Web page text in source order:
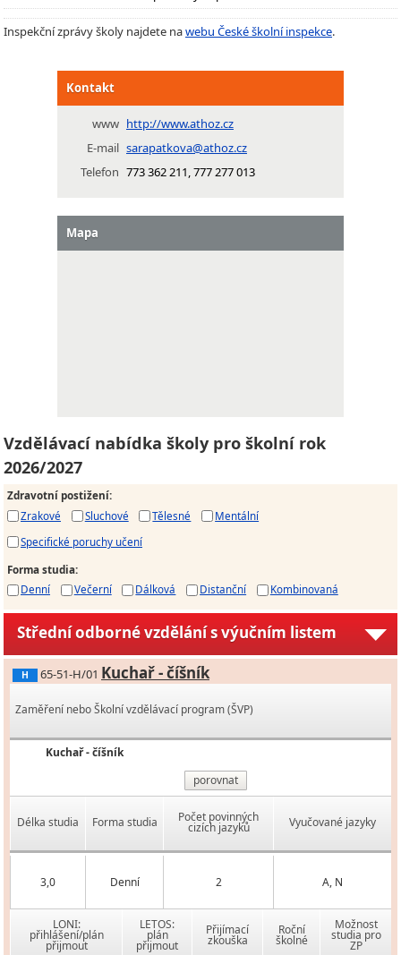
Inspekční zprávy školy najdete nawebu České školní inspekce.
Kontakt
www http://www.athoz.cz
E-mail sarapatkova@athoz.cz
Telefon 773 362 211, 777 277 013
Mapa
Vzdělávací nabídka školy pro školní rok
2026/2027
Zdravotní postižení:
Zrakové
Sluchové Tělesné
Mentální
Specifické poruchy učení
Forma studia:
Denní
Večerní Dálková Distanční Kombinovaná
Střední odborné vzdělání s výučním listem
H 65-51-H/01 Kuchař - číšník
Zaměření nebo Školní vzdělávací program (ŠVP)
Kuchař - číšník
porovnat
Délka studia Forma studia Počet povinných
cizích jazyků Vyučované jazyky
3,0 Denní 2 A, N
LONI:
přihlášení/plán
přijmout
LETOS:
plán
přijmout
Přijímací
zkouška
Roční
školné
Možnost
studia pro
ZP